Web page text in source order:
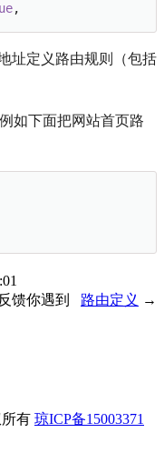
址定义路由规则（包括
如下面把网站首页路
路由定义 →
馈你遇到
所有 琼ICP备15003371